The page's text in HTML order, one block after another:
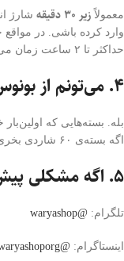
معمولاً زیر ۳۰ دقیقه
شارژ
وارد کرده باشی. در
حداکثر تا ۲ ساعت زمان می‌بره.
۴. می‌تونم از بونوس اولین خرید استفاده کنم؟
بله. بسته‌هایی که
اگه بسته‌ی ۶۰ شاردی بخری، ۱۲۰ تا دریافت می‌کنی.
۵. اگه مشکلی پیش اومد، از کجا پیگیری کنم؟
تلگرام: @waryashop
اینستاگرام: @waryashoporg